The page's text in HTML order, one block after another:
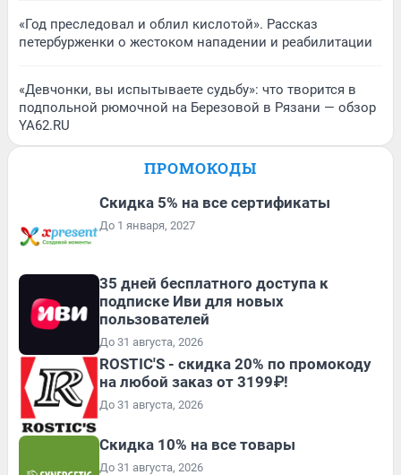
«Год преследовал и облил кислотой». Рассказ
петербурженки о жестоком нападении и реабилитации
«Девчонки, вы испытываете судьбу»: что творится в
подпольной рюмочной на Березовой в Рязани — обзор
YA62.RU
ПРОМОКОДЫ
Скидка 5% на все сертификаты
До 1 января, 2027
35 дней бесплатного доступа к
подписке Иви для новых
пользователей
До 31 августа, 2026
ROSTIC'S - скидка 20% по промокоду
на любой заказ от 3199₽!
До 31 августа, 2026
Скидка 10% на все товары
До 31 августа, 2026